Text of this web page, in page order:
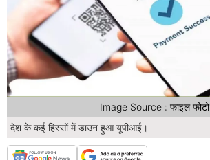
देश के कई हिस्सों में डाउन हुआ यूपीआई।
Image Source : फाइल फोटो